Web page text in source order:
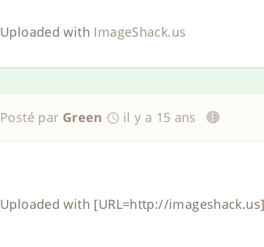
Uploaded with ImageShack.us
Posté par Green il y a 15 ans
Uploaded with [URL=http://